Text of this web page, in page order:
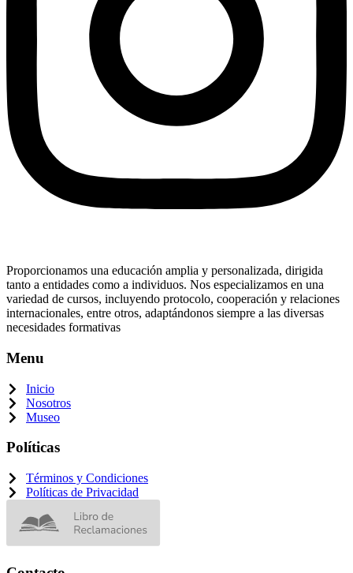
Proporcionamos una educación amplia y personalizada, dirigida
tanto a entidades como a individuos. Nos especializamos en una
variedad de cursos, incluyendo protocolo, cooperación y relaciones
internacionales, entre otros, adaptándonos siempre a las diversas
necesidades formativas
Menu
Inicio
Nosotros
Museo
Políticas
Términos y Condiciones
Políticas de Privacidad